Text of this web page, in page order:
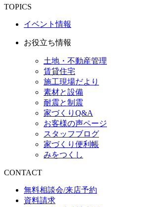
TOPICS
イベント情報
お役立ち情報
土地・不動産管理
賃貸住宅
施工現場だより
素材と設備
耐震と制震
家づくりQ&A
お客様の声ページ
スタッフブログ
家づくり便利帳
みをつくし
CONTACT
無料相談会/来店予約
資料請求